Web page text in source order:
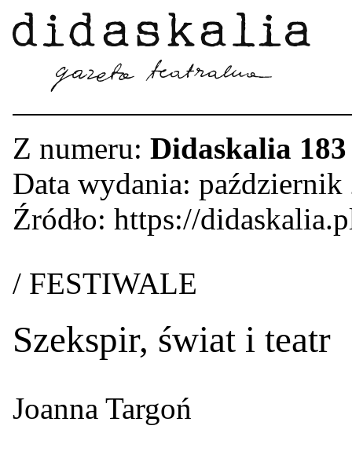
Z numeru: Didaskalia 183
Data wydania: październik
Źródło: https://
/ FESTIWALE
Szekspir, świat i teatr
Joanna Targoń